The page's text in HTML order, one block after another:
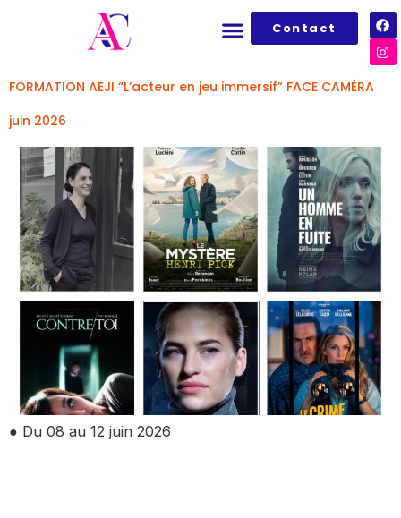
Contact
Catégorie : Paris
FORMATION AEJI “L’acteur en jeu immersif” FACE CAMÉRA
juin 2026
● Du 08 au 12 juin 2026